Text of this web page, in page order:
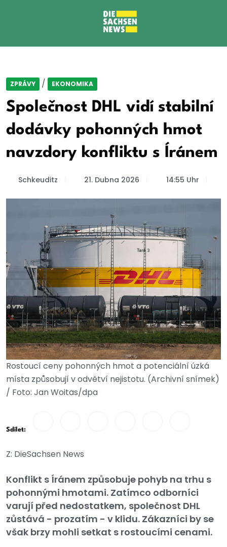
ZPRÁVY / EKONOMIKA
Společnost DHL vidí stabilní
dodávky pohonných hmot
navzdory konfliktu s Íránem
Schkeuditz 21. Dubna 2026 14:55 Uhr
Rostoucí ceny pohonných hmot a potenciální úzká
místa způsobují v odvětví nejistotu. (Archivní snímek)
/ Foto: Jan Woitas/dpa
Sdílet:
Z: DieSachsen News
Konflikt s Íránem způsobuje pohyb na trhu s
pohonnými hmotami. Zatímco odborníci
varují před nedostatkem, společnost DHL
zůstává - prozatím - v klidu. Zákazníci by se
však brzy mohli setkat s rostoucími cenami.